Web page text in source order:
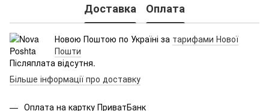
Доставка Оплата
Новою Поштою по Україні за тарифами Нової
Пошти
Післяплата відсутня.
Більше інформації про доставку
Оплата на картку ПриватБанк